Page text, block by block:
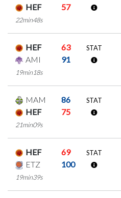
HEF
57
22min48s
HEF
63
AMI
91
19min18s
STAT
MAM
86
HEF
75
21min09s
STAT
HEF
69
ETZ
100
19min39s
STAT